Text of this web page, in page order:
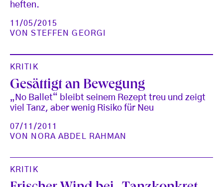
heften.
11/05/2015
VONSTEFFEN GEORGI
KRITIK
Gesättigt an Bewegung
„No Ballet“ bleibt seinem Rezept treu und zeigt
viel Tanz, aber wenig Risiko für Neu
07/11/2011
VON
NORA ABDEL RAHMAN
KRITIK